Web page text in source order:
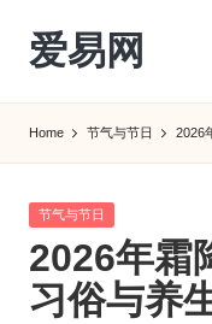
Skip
content
爱易网
转
农
历
阴
历
Home 节气与节日 2026
Posted
节气与节日
2026年霜
习俗与养